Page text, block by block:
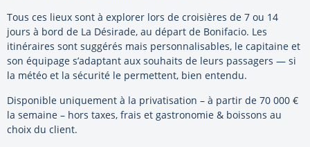
Tous ces lieux sont à explorer lors de croisières de 7 ou 14
jours à bord de La Désirade, au départ de Bonifacio. Les
itinéraires sont suggérés mais personnalisables, le capitaine et
son équipage s’adaptant aux souhaits de leurs passagers — si
la météo et la sécurité le permettent, bien entendu.
Disponible uniquement à la privatisation – à partir de 70 000 €
la semaine – hors taxes, frais et gastronomie & boissons au
choix du client.